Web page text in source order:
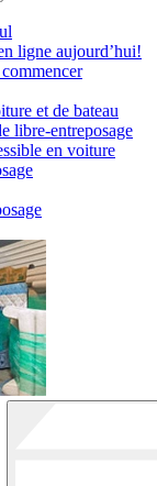
ligne aujourd’hui!
et de bateau
libre-entreposage
en voiture